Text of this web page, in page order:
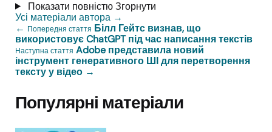
Показати повністюЗгорнути
Усі матеріали автора →
← Попередня стаття Білл Гейтс визнав, що
використовує ChatGPT під час написання текстів
Наступна стаття Adobe представила новий
інструмент генеративного ШІ для перетворення
тексту у відео →
Популярні матеріали